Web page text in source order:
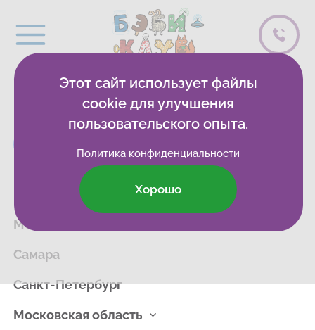
Найдите Бэби-клуб в вашем городе
Бэби-клуб Онлайн
Москва
Самара
Санкт-Петербург
Московская область
Этот сайт использует файлы
cookie для улучшения
пользовательского опыта.
Политика конфиденциальности
Хорошо